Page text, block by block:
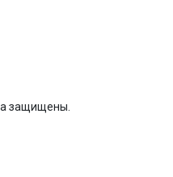
защищены.